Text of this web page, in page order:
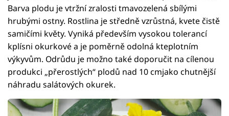
Barva plodu je vtržní zralosti tmavozelená sbílými
hrubými ostny. Rostlina je středně vzrůstná, kvete čistě
samičími květy. Vyniká především vysokou tolerancí
kplísni okurkové a je poměrně odolná kteplotním
výkyvům. Odrůdu je možno také doporučit na cílenou
produkci „přerostlých“ plodů nad 10 cmjako chutnější
náhradu salátových okurek.